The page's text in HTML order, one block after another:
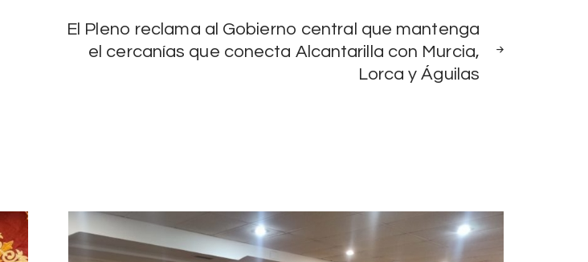
El Pleno reclama al Gobierno central que mantenga
el cercanías que conecta Alcantarilla con Murcia,
Lorca y Águilas